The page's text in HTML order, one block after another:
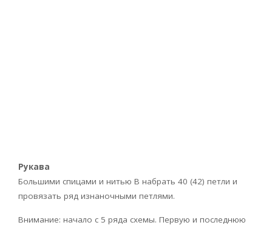
Рукава
Большими спицами и нитью В набрать 40 (42) петли и
провязать ряд изнаночными петлями.
Внимание: начало с 5 ряда схемы. Первую и последнюю